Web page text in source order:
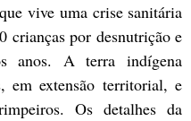
vive uma crise sanitária
crianças por desnutrição e
anos. A terra indígena
em extensão territorial, e
Os detalhes da